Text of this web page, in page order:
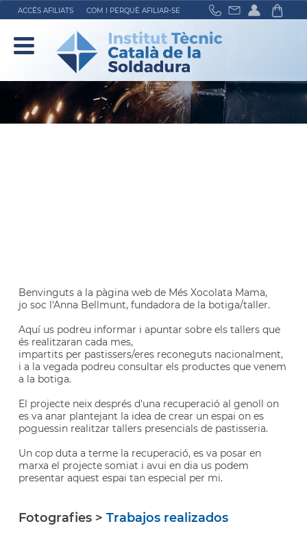
ACCÉS AFILIATS COM I PERQUÈ AFILIAR-SE
Benvinguts a la pàgina web de Més Xocolata Mama,
jo soc l'Anna Bellmunt, fundadora de la botiga/taller.
Aquí us podreu informar i apuntar sobre els tallers que
és realitzaran cada mes,
impartits per pastissers/eres reconeguts nacionalment,
i a la vegada podreu consultar els productes que venem
a la botiga.
El projecte neix després d'una recuperació al genoll on
es va anar plantejant la idea de crear un espai on es
poguessin realitzar tallers presencials de pastisseria.
Un cop duta a terme la recuperació, es va posar en
marxa el projecte somiat i avui en dia us podem
presentar aquest espai tan especial per mi.
Fotografies > Trabajos realizados